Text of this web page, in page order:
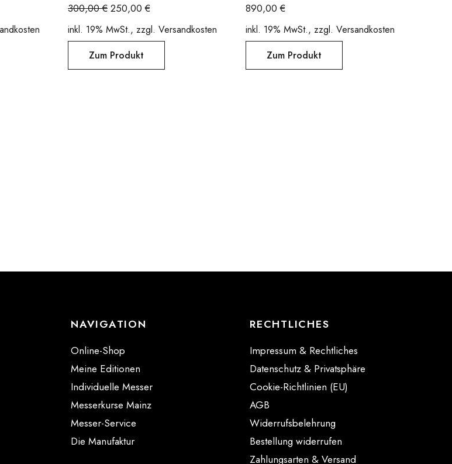
300,00€ Ursprünglicher
war:
300,00 €
250,00€Aktueller
Preis
ist:
inkl. 19% MwSt., zzgl. Versandkosten
Zum Produkt
890,00€
inkl. 19% MwSt., zzgl. Versandkosten
Zum Produkt
NAVIGATION
Online-Shop
Meine Editionen
Individuelle Messer
Messerkurse Mainz
Messer-Service
Die Manufaktur
RECHTLICHES
Impressum & Rechtliches
Datenschutz & Privatsphäre
Cookie-Richtlinien (EU)
AGB
Widerrufsbelehrung
Bestellung widerrufen
Zahlungsarten & Versand